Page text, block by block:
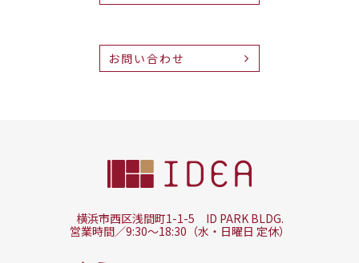
お問い合わせ
横浜市西区浅間町1-1-5 ID PARK BLDG.
営業時間／9:30～18:30（水・日曜日 定休）